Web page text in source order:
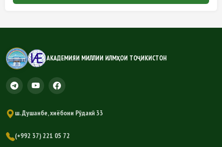
АКАДЕМИЯИ МИЛЛИИ ИЛМҲОИ ТОҶИКИСТОН
ш. Душанбе, хиёбони Рӯдакӣ 33
(+992 37) 221 05 72